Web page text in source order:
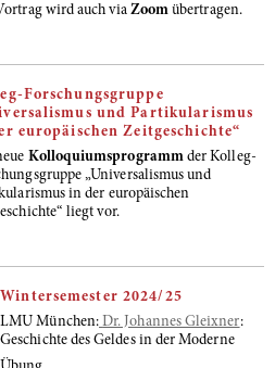
wird auch via Zoomübertragen.
Forschungsgruppe
und Partikularismus
europäischen Zeitgeschichte“
Kolloquiumsprogramm der Kolleg-
„Universalismus und
in der europäischen
liegt vor.
Wintersemester 2024/25
LMU München: Dr. Johannes Gleixner:
Geschichte des Geldes in der Moderne